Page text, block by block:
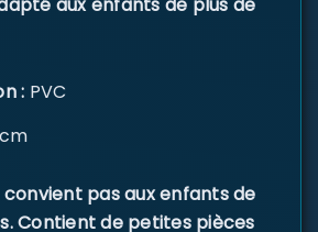
: PVC
pas aux enfants de
Contient de petites pièces